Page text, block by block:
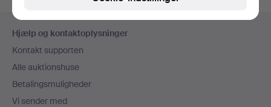
Sidefodsnavigation
Hjælp og kontaktoplysninger
Kontakt supporten
Alle auktionshuse
Betalingsmuligheder
Vi sender med